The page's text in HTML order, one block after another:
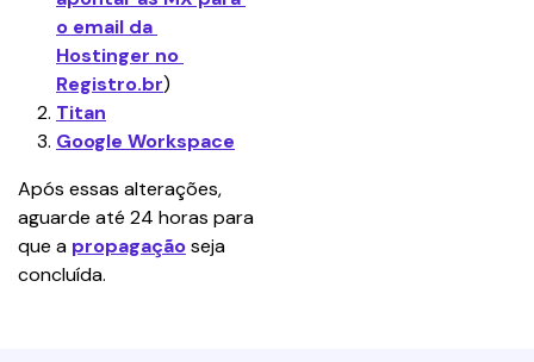
o email da
Hostinger no
Registro.br)
Titan
Google Workspace
Após essas alterações,
aguarde até 24 horas para
que a propagação seja
concluída.